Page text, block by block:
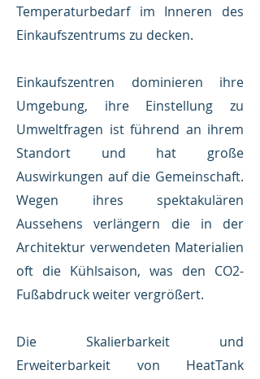
Temperaturbedarf im Inneren des
Einkaufszentrums zu decken.
Einkaufszentren dominieren ihre
Umgebung, ihre Einstellung zu
Umweltfragen ist führend an ihrem
Standort und hat große
Auswirkungen auf die Gemeinschaft.
Wegen ihres spektakulären
Aussehens verlängern die in der
Architektur verwendeten Materialien
oft die Kühlsaison, was den CO2-
Fußabdruck weiter vergrößert.
Die Skalierbarkeit und
Erweiterbarkeit von HeatTank